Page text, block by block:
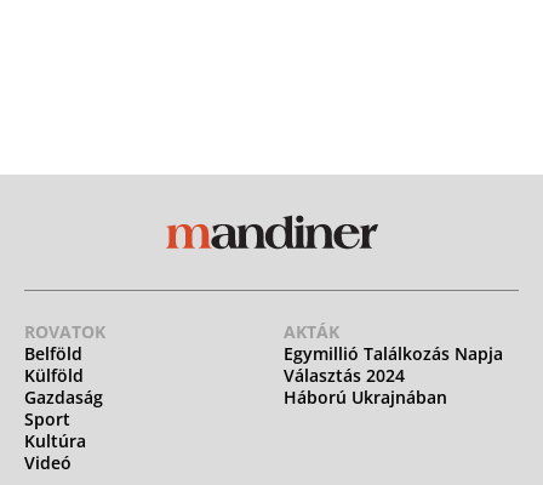
ROVATOK
Belföld
Külföld
Gazdaság
Sport
Kultúra
Videó
AKTÁK
Egymillió Találkozás Napja
Választás 2024
Háború Ukrajnában